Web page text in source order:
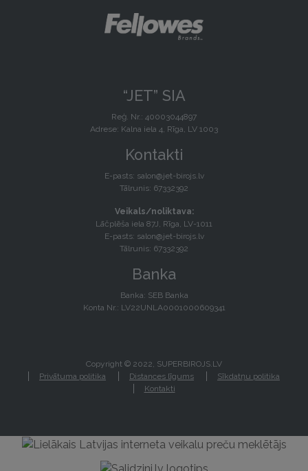
“JET” SIA
Reģ. Nr.: 40003044897
Adrese: Kalna iela 4, Rīga, LV 1003
Kontakti
E-pasts: salon@jet-birojs.lv
Tālrunis: 67332392
Veikals/noliktava:
Lāčplēša iela 87J, Rīga, LV-1011
E-pasts: salon@jet-birojs.lv
Tālrunis: 67332392
Banka
Banka: SEB Banka
Konta Nr.: LV22UNLA0001000609341
Copyright © 2022, SUPERBIROJS.LV
Privātuma politika
Distances līgums
Sīkdatņu politika
Kontakti